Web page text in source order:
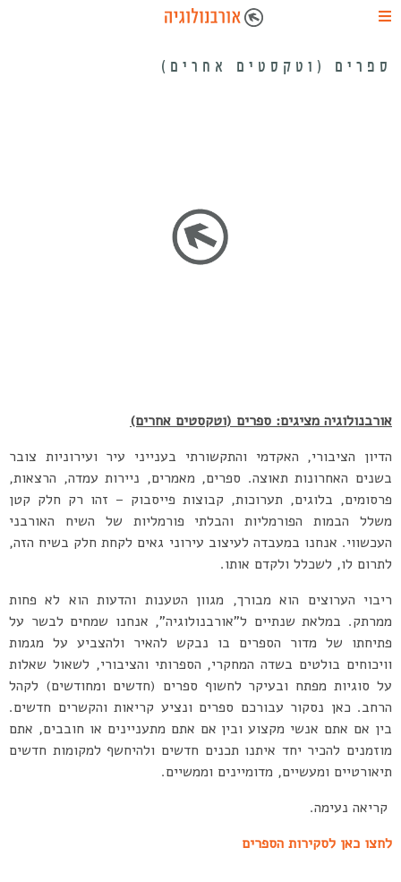
ספרים (וטקסטים אחרים)
אורבנולוגיה מציגים: ספרים (וטקסטים אחרים)
הדיון הציבורי, האקדמי והתקשורתי בענייני עיר ועירוניות צובר
בשנים האחרונות תאוצה. ספרים, מאמרים, ניירות עמדה, הרצאות,
פרסומים, בלוגים, תערוכות, קבוצות פייסבוק – זהו רק חלק קטן
משלל הבמות הפורמליות והבלתי פורמליות של השיח האורבני
העכשווי. אנחנו במעבדה לעיצוב עירוני גאים לקחת חלק בשיח הזה,
לתרום לו, לשכלל ולקדם אותו.
ריבוי הערוצים הוא מבורך, מגוון הטענות והדעות הוא לא פחות
ממרתק. במלאת שנתיים ל”אורבנולוגיה”, אנחנו שמחים לבשר על
פתיחתו של מדור הספרים בו נבקש להאיר ולהצביע על מגמות
וויכוחים בולטים בשדה המחקרי, הספרותי והציבורי, לשאול שאלות
על סוגיות מפתח ובעיקר לחשוף ספרים (חדשים ומחודשים) לקהל
הרחב. כאן נסקור עבורכם ספרים ונציע קריאות והקשרים חדשים.
בין אם אתם אנשי מקצוע ובין אם אתם מתעניינים או חובבים, אתם
מוזמנים להכיר יחד איתנו תכנים חדשים ולהיחשף למקומות חדשים
תיאורטיים ומעשיים, מדומיינים וממשיים.
קריאה נעימה.
לחצו כאן לסקירות הספרים